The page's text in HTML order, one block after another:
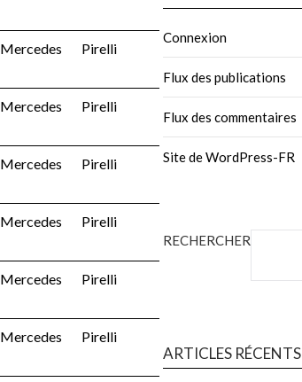
Mercedes Pirelli
Mercedes Pirelli
Mercedes Pirelli
Mercedes Pirelli
Mercedes Pirelli
Mercedes Pirelli
Connexion
Flux des publications
Flux des commentaires
Site de WordPress-FR
RECHERCHER
ARTICLES RÉCENTS